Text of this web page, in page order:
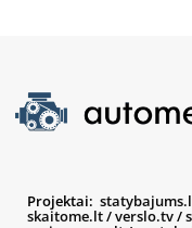
Projektai:
skaitome.lt/verslo.tv/